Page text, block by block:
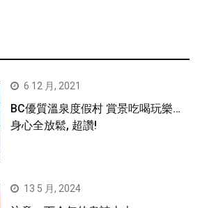
6 12 月, 2021
BC優質溫泉度假村 賞景吃喝玩樂…
身心全放鬆, 超讚!
13 5 月, 2024